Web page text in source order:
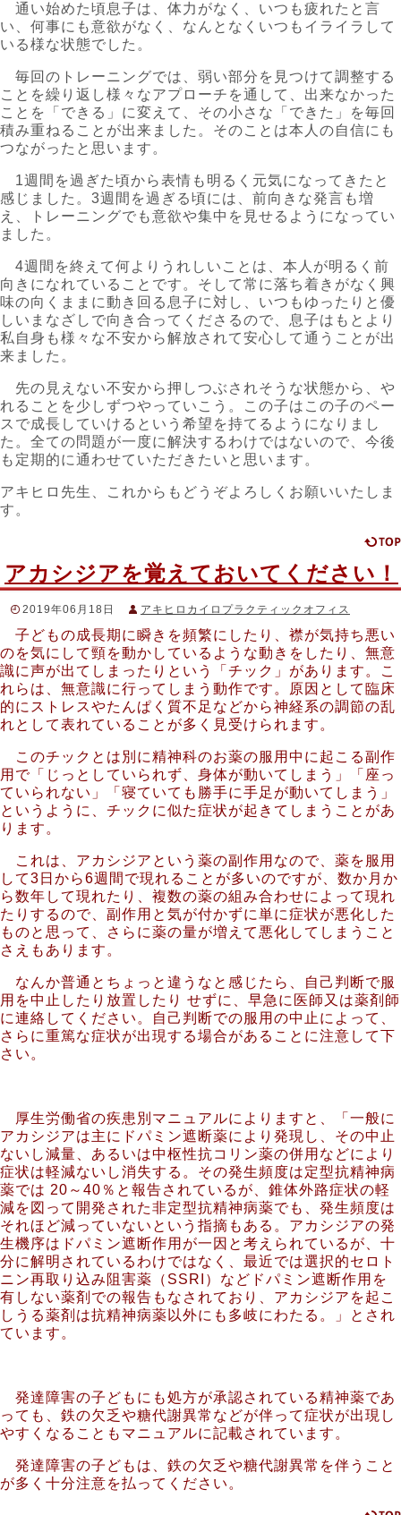
通い始めた頃息子は、体力がなく、いつも疲れたと言
い、何事にも意欲がなく、なんとなくいつもイライラして
いる様な状態でした。
毎回のトレーニングでは、弱い部分を見つけて調整する
ことを繰り返し様々なアプローチを通して、出来なかった
ことを「できる」に変えて、その小さな「できた」を毎回
積み重ねることが出来ました。そのことは本人の自信にも
つながったと思います。
1週間を過ぎた頃から表情も明るく元気になってきたと
感じました。3週間を過ぎる頃には、前向きな発言も増
え、トレーニングでも意欲や集中を見せるようになってい
ました。
4週間を終えて何よりうれしいことは、本人が明るく前
向きになれていることです。そして常に落ち着きがなく興
味の向くままに動き回る息子に対し、いつもゆったりと優
しいまなざしで向き合ってくださるので、息子はもとより
私自身も様々な不安から解放されて安心して通うことが出
来ました。
先の見えない不安から押しつぶされそうな状態から、や
れることを少しずつやっていこう。この子はこの子のペー
スで成長していけるという希望を持てるようになりまし
た。全ての問題が一度に解決するわけではないので、今後
も定期的に通わせていただきたいと思います。
アキヒロ先生、これからもどうぞよろしくお願いいたしま
す。
アカシジアを覚えておいてください！
2019年06月18日
アキヒロカイロプラクティックオフィス
子どものカラダ
＃ADHD, ＃アカシジア ＃じっとしていられない, ＃チック ,＃
不随意運動, ＃勝手に手足が動く , ＃子どもの発達 ＃発達障害
＃薬の副作用
子どもの成長期に瞬きを頻繁にしたり、襟が気持ち悪い
のを気にして頸を動かしているような動きをしたり、無意
識に声が出てしまったりという「チック」があります。こ
れらは、無意識に行ってしまう動作です。原因として臨床
的にストレスやたんぱく質不足などから神経系の調節の乱
れとして表れていることが多く見受けられます。
このチックとは別に精神科のお薬の服用中に起こる副作
用で「じっとしていられず、身体が動いてしまう」「座っ
ていられない」「寝ていても勝手に手足が動いてしまう」
というように、チックに似た症状が起きてしまうことがあ
ります。
これは、アカシジアという薬の副作用なので、薬を服用
して3日から6週間で現れることが多いのですが、数か月か
ら数年して現れたり、複数の薬の組み合わせによって現れ
たりするので、副作用と気が付かずに単に症状が悪化した
ものと思って、さらに薬の量が増えて悪化してしまうこと
さえもあります。
なんか普通とちょっと違うなと感じたら、自己判断で服
用を中止したり放置したり せずに、早急に医師又は薬剤師
に連絡してください。自己判断での服用の中止によって、
さらに重篤な症状が出現する場合があることに注意して下
さい。
厚生労働省の疾患別マニュアルによりますと、「一般に
アカシジアは主にドパミン遮断薬により発現し、その中止
ないし減量、あるいは中枢性抗コリン薬の併用などにより
症状は軽減ないし消失する。その発生頻度は定型抗精神病
薬では 20～40％と報告されているが、錐体外路症状の軽
減を図って開発された非定型抗精神病薬でも、発生頻度は
それほど減っていないという指摘もある。アカシジアの発
生機序はドパミン遮断作用が一因と考えられているが、十
分に解明されているわけではなく、最近では選択的セロト
ニン再取り込み阻害薬（SSRI）などドパミン遮断作用を
有しない薬剤での報告もなされており、アカシジアを起こ
しうる薬剤は抗精神病薬以外にも多岐にわたる。」とされ
ています。
発達障害の子どもにも処方が承認されている精神薬であ
っても、鉄の欠乏や糖代謝異常などが伴って症状が出現し
やすくなることもマニュアルに記載されています。
発達障害の子どもは、鉄の欠乏や糖代謝異常を伴うこと
が多く十分注意を払ってください。